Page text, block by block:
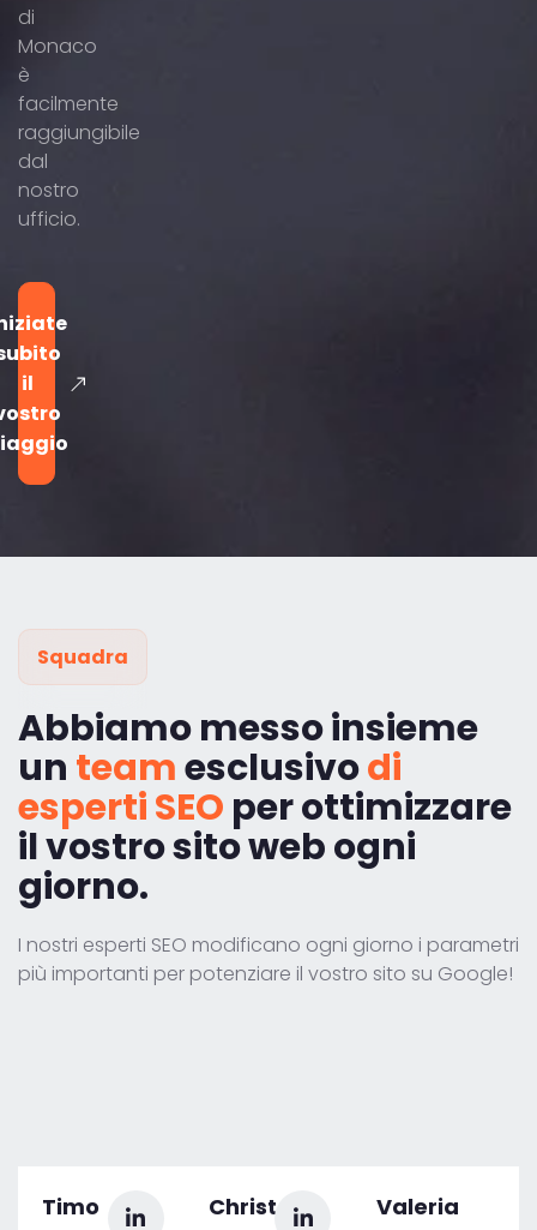
di
Monaco
è
facilmente
raggiungibile
dal
nostro
ufficio.
il
Squadra
Abbiamo messo insieme
un teamesclusivodi
esperti SEO per ottimizzare
il vostro sito web ogni
giorno.
I nostri esperti SEO modificano ogni giorno i parametri
più importanti per potenziare il vostro sito su Google!
Timo
Christoph
Valeria